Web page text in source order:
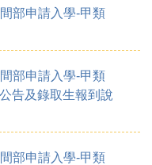
部申請入學-甲類
部申請入學-甲類
告及錄取生報到說
部申請入學-甲類